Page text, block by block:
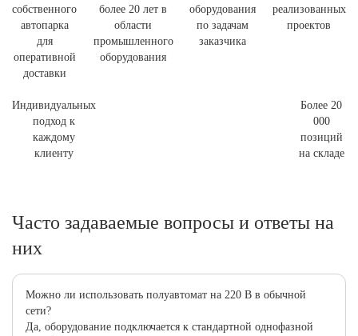
собственного
автопарка
для
оперативной
доставки
более 20 лет в
области
промышленного
оборудования
оборудования
по задачам
заказчика
реализованных
проектов
Индивидуальных
подход к
каждому
клиенту
Более 20
000
позиций
на складе
Часто задаваемые вопросы и ответы на
них
Можно ли использовать полуавтомат на 220 В в обычной
сети?
Да, оборудование подключается к стандартной однофазной